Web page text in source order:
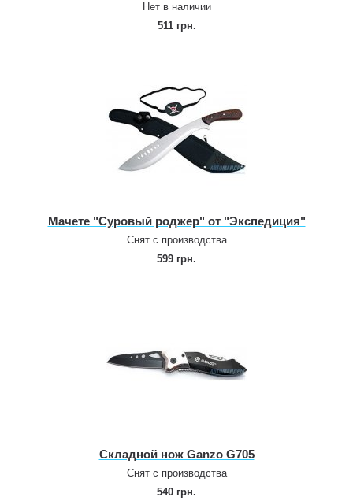
Нет в наличии
511 грн.
Мачете "Суровый роджер" от "Экспедиция"
Снят с производства
599 грн.
Складной нож Ganzo G705
Снят с производства
540 грн.